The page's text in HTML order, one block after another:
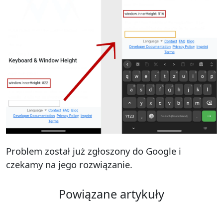
Problem został już zgłoszony do Google i
czekamy na jego rozwiązanie.
Powiązane artykuły